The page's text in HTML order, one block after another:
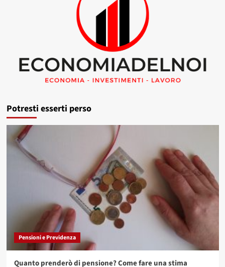
Potresti esserti perso
Pensioni e Previdenza
Quanto prenderò di pensione? Come fare una stima